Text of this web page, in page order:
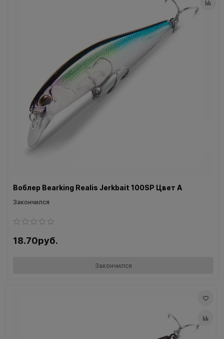
Воблер Bearking Realis Jerkbait 100SP Цвет A
Закончился
18.70руб.
Закончился